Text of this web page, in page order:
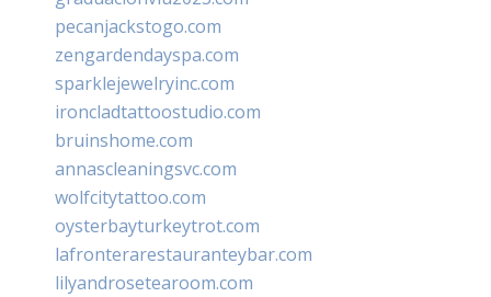
pecanjackstogo.com
zengardendayspa.com
sparklejewelryinc.com
ironcladtattoostudio.com
bruinshome.com
annascleaningsvc.com
wolfcitytattoo.com
oysterbayturkeytrot.com
lafronterarestauranteybar.com
lilyandrosetearoom.com